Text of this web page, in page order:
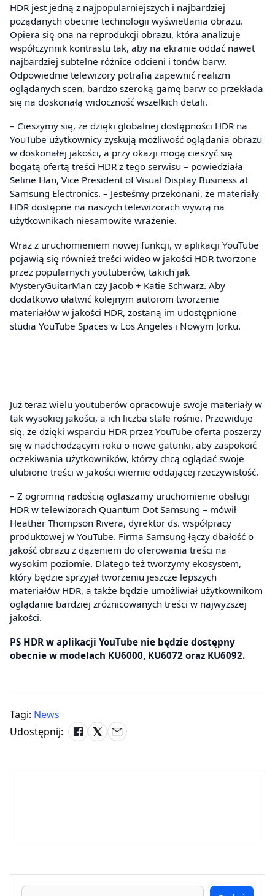
HDR jest jedną z najpopularniejszych i najbardziej
pożądanych obecnie technologii wyświetlania obrazu.
Opiera się ona na reprodukcji obrazu, która analizuje
współczynnik kontrastu tak, aby na ekranie oddać nawet
najbardziej subtelne różnice odcieni i tonów barw.
Odpowiednie telewizory potrafią zapewnić realizm
oglądanych scen, bardzo szeroką gamę barw co przekłada
się na doskonałą widoczność wszelkich detali.
– Cieszymy się, że dzięki globalnej dostępności HDR na
YouTube użytkownicy zyskują możliwość oglądania obrazu
w doskonałej jakości, a przy okazji mogą cieszyć się
bogatą ofertą treści HDR z tego serwisu – powiedziała
Seline Han, Vice President of Visual Display Business at
Samsung Electronics. – Jesteśmy przekonani, że materiały
HDR dostępne na naszych telewizorach wywrą na
użytkownikach niesamowite wrażenie.
Wraz z uruchomieniem nowej funkcji, w aplikacji YouTube
pojawią się również treści wideo w jakości HDR tworzone
przez popularnych youtuberów, takich jak
MysteryGuitarMan czy Jacob + Katie Schwarz. Aby
dodatkowo ułatwić kolejnym autorom tworzenie
materiałów w jakości HDR, zostaną im udostępnione
studia YouTube Spaces w Los Angeles i Nowym Jorku.
Już teraz wielu youtuberów opracowuje swoje materiały w
tak wysokiej jakości, a ich liczba stale rośnie. Przewiduje
się, że dzięki wsparciu HDR przez YouTube oferta poszerzy
się w nadchodzącym roku o nowe gatunki, aby zaspokoić
oczekiwania użytkowników, którzy chcą oglądać swoje
ulubione treści w jakości wiernie oddającej rzeczywistość.
– Z ogromną radością ogłaszamy uruchomienie obsługi
HDR w telewizorach Quantum Dot Samsung – mówił
Heather Thompson Rivera, dyrektor ds. współpracy
produktowej w YouTube. Firma Samsung łączy dbałość o
jakość obrazu z dążeniem do oferowania treści na
wysokim poziomie. Dlatego też tworzymy ekosystem,
który będzie sprzyjał tworzeniu jeszcze lepszych
materiałów HDR, a także będzie umożliwiał użytkownikom
oglądanie bardziej zróżnicowanych treści w najwyższej
jakości.
PS HDR w aplikacji YouTube nie będzie dostępny
obecnie w modelach KU6000, KU6072 oraz KU6092.
Tagi: News
Udostępnij: